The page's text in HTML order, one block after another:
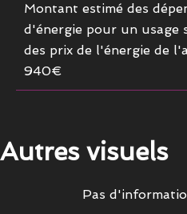
Montant estimé des
d'énergie pour un usage
des prix de l'énergie de
940€
Autres visuels
Pas